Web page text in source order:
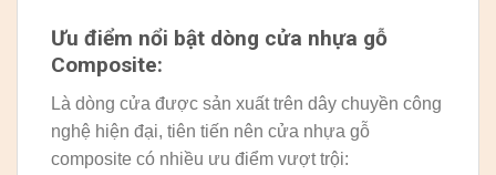
Ưu điểm nổi bật dòng cửa nhựa gỗ
Composite:
Là dòng cửa được sản xuất trên dây chuyền công
nghệ hiện đại, tiên tiến nên cửa nhựa gỗ
composite có nhiều ưu điểm vượt trội: